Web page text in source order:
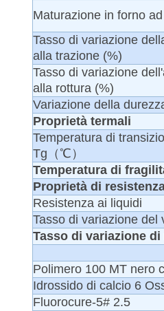
Maturazione in forno
Tasso di variazione
alla trazione (%)
Tasso di variazione
alla rottura (%)
Variazione della
Proprietà termali
Temperatura di
Tg（℃）
Temperatura di
Proprietà di
Resistenza ai liquidi
Tasso di variazione del
Tasso di variazione di
Polimero 100 MT nero
Idrossido di calcio 6
Fluorocure-5# 2.5